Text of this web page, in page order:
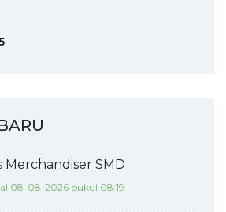
Merchandiser SMD
08-08-2026 pukul 08:19